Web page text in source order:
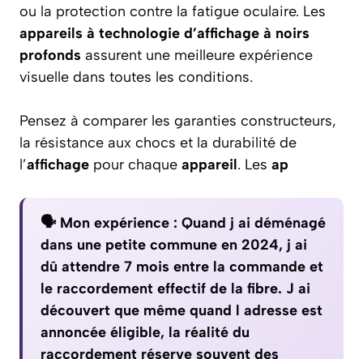
ou la protection contre la fatigue oculaire. Les
appareils à technologie d’affichage à noirs
profonds assurent une meilleure expérience
visuelle dans toutes les conditions.
Pensez à comparer les garanties constructeurs,
la résistance aux chocs et la durabilité de
l’affichage pour chaque appareil. Les ap
🗣️ Mon expérience : Quand j ai déménagé
dans une petite commune en 2024, j ai
dû attendre 7 mois entre la commande et
le raccordement effectif de la fibre. J ai
découvert que même quand l adresse est
annoncée éligible, la réalité du
raccordement réserve souvent des